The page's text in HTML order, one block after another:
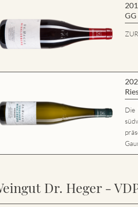
GG
Die
Dr. Heger -